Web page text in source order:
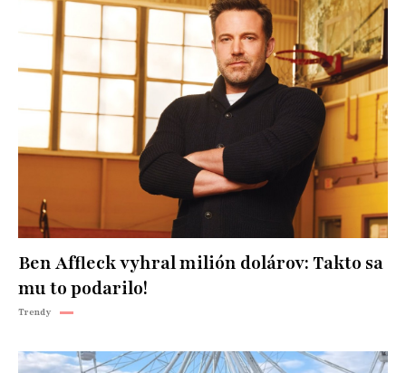
Ben Affleck vyhral milión dolárov: Takto sa
mu to podarilo!
Trendy